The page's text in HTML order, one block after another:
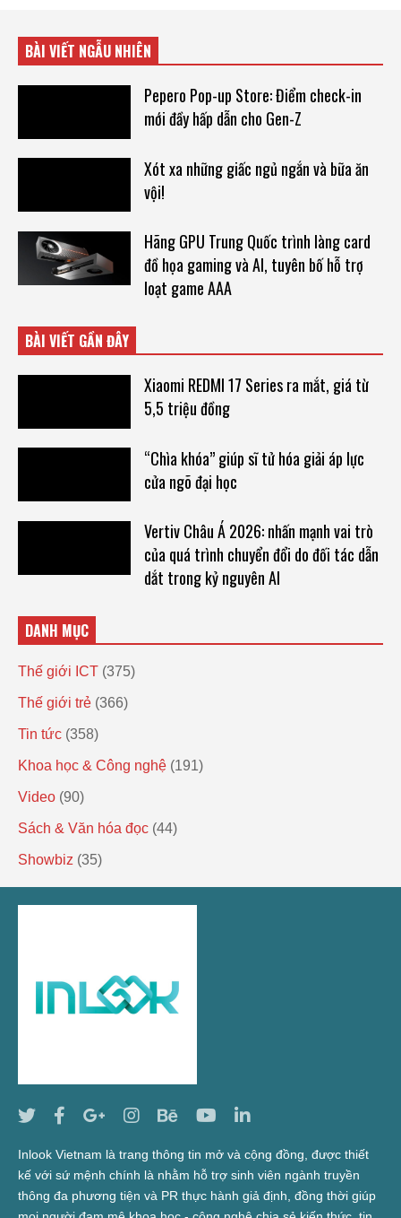
BÀI VIẾT NGẪU NHIÊN
Pepero Pop-up Store: Điểm check-in
mới đầy hấp dẫn cho Gen-Z
Xót xa những giấc ngủ ngắn và bữa ăn
vội!
Hãng GPU Trung Quốc trình làng card
đồ họa gaming và AI, tuyên bố hỗ trợ
loạt game AAA
BÀI VIẾT GẦN ĐÂY
Xiaomi REDMI 17 Series ra mắt, giá từ
5,5 triệu đồng
“Chìa khóa” giúp sĩ tử hóa giải áp lực
cửa ngõ đại học
Vertiv Châu Á 2026: nhấn mạnh vai trò
của quá trình chuyển đổi do đối tác dẫn
dắt trong kỷ nguyên AI
DANH MỤC
Thế giới ICT (375)
Thế giới trẻ (366)
Tin tức (358)
Khoa học & Công nghệ (191)
Video (90)
Sách & Văn hóa đọc (44)
Showbiz (35)
Inlook Vietnam là trang thông tin mở và cộng đồng, được thiết
kế với sứ mệnh chính là nhằm hỗ trợ sinh viên ngành truyền
thông đa phương tiện và PR thực hành giả định, đồng thời giúp